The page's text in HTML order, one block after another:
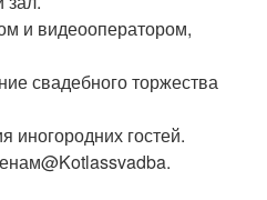
и видеооператором,
свадебного торжества
иногородних гостей.